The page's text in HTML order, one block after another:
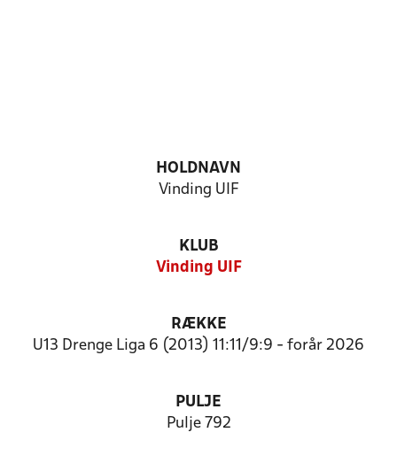
HOLDNAVN
Vinding UIF
KLUB
Vinding UIF
RÆKKE
U13 Drenge Liga 6 (2013) 11:11/9:9 - forår 2026
PULJE
Pulje 792